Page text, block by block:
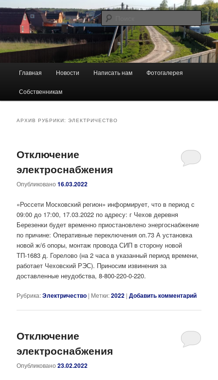
Перейти
к
основному
содержимому
Перейти
к
дополнительному
содержимому
Березенки
Главная Новости Написать нам Фотогалерея
Собственникам
АРХИВ РУБРИКИ:ЭЛЕКТРИЧЕСТВО
Отключение
электроснабжения
Опубликовано16.03.2022
«Россети Московский регион» информирует, что в период с
09:00 до 17:00, 17.03.2022 по адресу: г Чехов деревня
Березенки будет временно приостановлено энергоснабжение
по причине: Оперативные переключения оп.73 А установка
новой ж/б опоры, монтаж провода СИП в сторону новой
ТП-1683 д. Горелово (на 2 часа в указанный период времени,
работает Чеховский РЭС). Приносим извинения за
доставленные неудобства, 8-800-220-0-220.
Рубрика:Электричество | Метки:2022 |Добавить комментарий
Отключение
электроснабжения
Опубликовано23.02.2022